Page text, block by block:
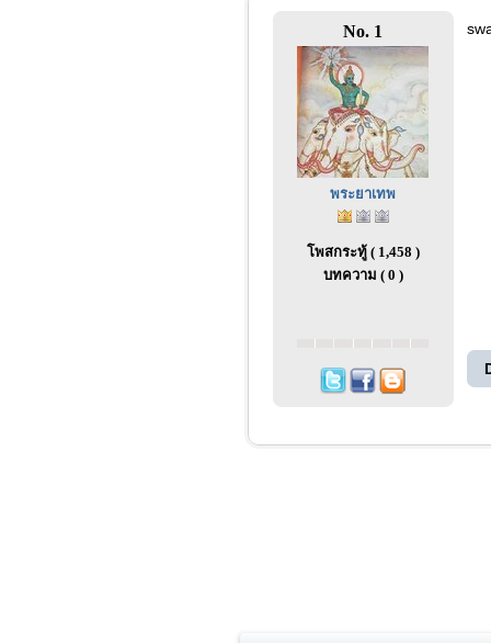
No. 1
พระยาเทพ
โพสกระทู้ ( 1,458 )
บทความ ( 0 )